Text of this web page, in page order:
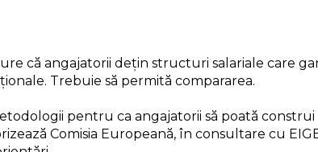
că angajatorii dețin structuri salariale care
Trebuie să permită compararea.
pentru ca angajatorii să poată construi
Comisia Europeană, în consultare cu